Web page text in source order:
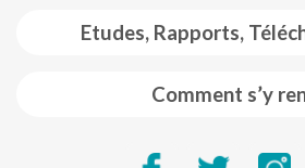
Etudes, Rapports,
Comment s’y